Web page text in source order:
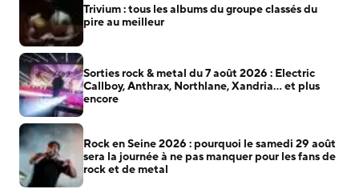
Trivium : tous les albums du groupe classés du
pire au meilleur
Sorties rock & metal du 7 août 2026 : Electric
Callboy, Anthrax, Northlane, Xandria… et plus
encore
Rock en Seine 2026 : pourquoi le samedi 29 août
sera la journée à ne pas manquer pour les fans de
rock et de metal